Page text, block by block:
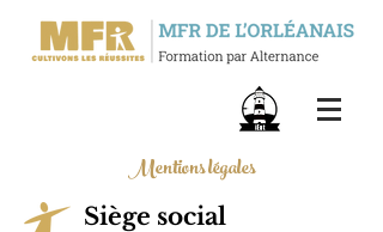
Mentions légales
Siège social